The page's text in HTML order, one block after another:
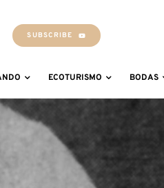
SUBSCRIBE
ECOTURISMO BODAS